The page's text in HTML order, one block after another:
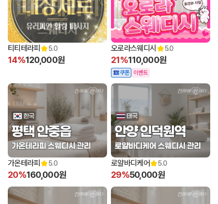
티티테라피 5.0
14%120,000원
오로라스웨디시 5.0
21%110,000원
쿠폰 이벤트
가온테라피 5.0
20%160,000원
로얄바디케어 5.0
29%50,000원